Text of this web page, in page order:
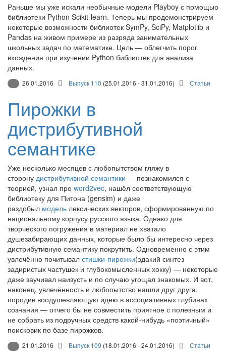
Раньше мы уже искали необычные модели Playboy с помощью
библиотеки Python Scikit-learn. Теперь мы продемонстрируем
некоторые возможности библиотек SymPy, SciPy, Matplotlib и
Pandas на живом примере из разряда занимательных
школьных задач по математике. Цель — облегчить порог
вхождения при изучении Python библиотек для анализа
данных.
26.01.2016 Выпуск 110 (25.01.2016 - 31.01.2016) Статьи
Пирожки в
дистрибутивной
семантике
Уже несколько месяцев с любопытством гляжу в
сторону дистрибутивной семантики — познакомился с
теорией, узнал про word2vec, нашёл соответствующую
библиотеку для Питона (gensim) и даже
раздобыл модель лексических векторов, сформированную по
национальному корпусу русского языка. Однако для
творческого погружения в материал не хватало
душезабирающих данных, которые было бы интересно через
дистрибутивную семантику покрутить. Одновременно с этим
увлечённо почитывал стишки-пирожки(эдакий синтез
задиристых частушек и глубокомысленных хокку) — некоторые
даже заучивал наизусть и по случаю угощал знакомых. И вот,
наконец, увлечённость и любопытство нашли друг друга,
породив воодушевляющую идею в ассоциативных глубинах
сознания — отчего бы не совместить приятное с полезным и
не собрать из подручных средств какой-нибудь «поэтичный»
поисковик по базе пирожков.
21.01.2016 Выпуск 109 (18.01.2016 - 24.01.2016) Статьи